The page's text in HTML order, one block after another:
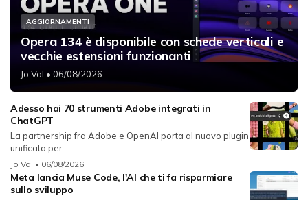
AGGIORNAMENTI
Opera 134 è disponibile con schede verticali e
vecchie estensioni funzionanti
Jo Val • 06/08/2026
Adesso hai 70 strumenti Adobe integrati in
ChatGPT
La partnership fra Adobe e OpenAI porta al nuovo plugin
unificato per...
Jo Val • 06/08/2026
Meta lancia Muse Code, l'AI che ti fa risparmiare
sullo sviluppo